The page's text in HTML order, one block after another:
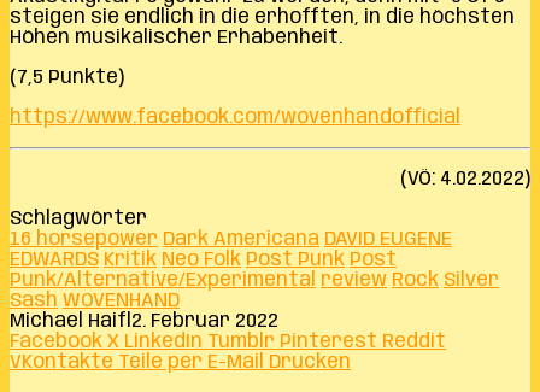
steigen sie endlich in die erhofften, in die höchsten
Höhen musikalischer Erhabenheit.
(7,5 Punkte)
https://www.facebook.com/wovenhandofficial
(VÖ: 4.02.2022)
Schlagwörter
16 horsepower Dark Americana DAVID EUGENE
EDWARDS Kritik Neo Folk Post Punk Post
Punk/Alternative/Experimental review Rock Silver
Sash WOVENHAND
Michael Haifl 2. Februar 2022
Facebook X LinkedIn Tumblr Pinterest Reddit
VKontakte Teile per E-Mail Drucken